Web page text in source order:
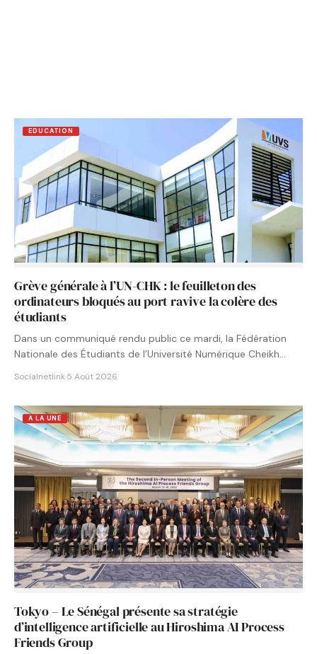
EDUCATION
Grève générale à l’UN-CHK : le feuilleton des
ordinateurs bloqués au port ravive la colère des
étudiants
Dans un communiqué rendu public ce mardi, la Fédération
Nationale des Étudiants de l’Université Numérique Cheikh
Socialnetlink·5 Août 2026
A LA UNE
Tokyo – Le Sénégal présente sa stratégie
d’intelligence artificielle au Hiroshima AI Process
Friends Group